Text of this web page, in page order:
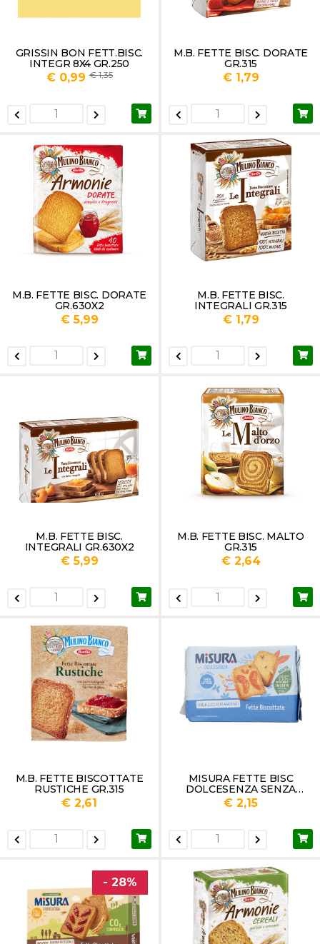
GRISSIN BON FETT.BISC.
INTEGR 8X4 GR.250
€ 0,99 1,35
M.B. FETTE BISC. DORATE
GR.315
€ 1,79
M.B. FETTE BISC. DORATE
GR.630X2
€ 5,99
M.B. FETTE BISC.
INTEGRALI GR.315
€ 1,79
M.B. FETTE BISC.
INTEGRALI GR.630X2
€ 5,99
M.B. FETTE BISC. MALTO
GR.315
€ 2,64
M.B. FETTE BISCOTTATE
RUSTICHE GR.315
€ 2,61
MISURA FETTE BISC
DOLCESENZA SENZA
LATTOSIO GR320
€ 2,15
- 28%